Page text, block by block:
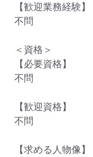
【歓迎業務経験】
不問
＜資格＞
【必要資格】
不問
【歓迎資格】
不問
【求める人物像】